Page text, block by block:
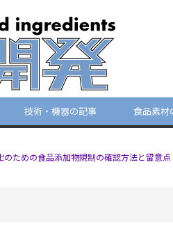
技術・機器の記事 食品素材
のための食品添加物規制の確認方法と留意